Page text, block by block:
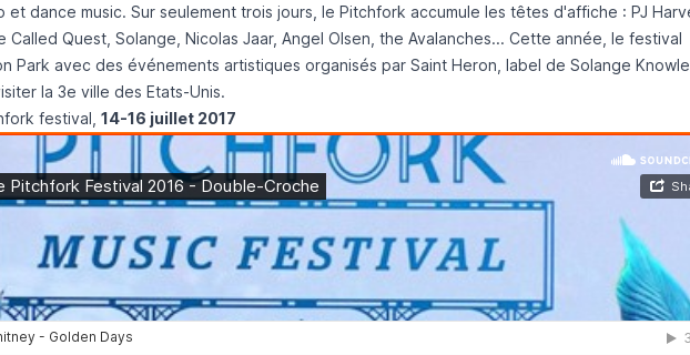
dance music. Sur seulement trois jours, le Pitchfork accumule les têtes d'affiche : PJ
Called Quest, Solange, Nicolas Jaar, Angel Olsen, the Avalanches... Cette année, le festival
Park avec des événements artistiques organisés par Saint Heron, label de Solange
la 3e ville des Etats-Unis.
festival, 14-16 juillet 2017